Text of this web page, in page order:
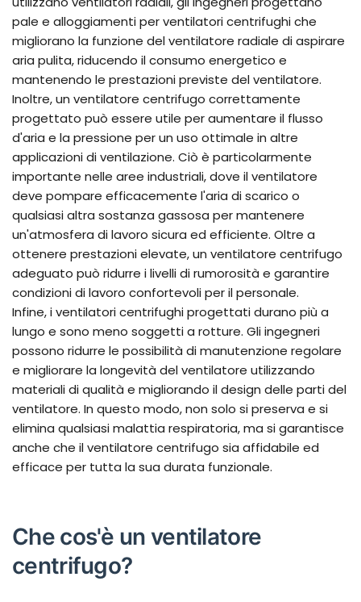
pale e alloggiamenti per ventilatori centrifughi che
migliorano la funzione del ventilatore radiale di aspirare
aria pulita, riducendo il consumo energetico e
mantenendo le prestazioni previste del ventilatore.
Inoltre, un ventilatore centrifugo correttamente
progettato può essere utile per aumentare il flusso
d'aria e la pressione per un uso ottimale in altre
applicazioni di ventilazione. Ciò è particolarmente
importante nelle aree industriali, dove il ventilatore
deve pompare efficacemente l'aria di scarico o
qualsiasi altra sostanza gassosa per mantenere
un'atmosfera di lavoro sicura ed efficiente. Oltre a
ottenere prestazioni elevate, un ventilatore centrifugo
adeguato può ridurre i livelli di rumorosità e garantire
condizioni di lavoro confortevoli per il personale.
Infine, i ventilatori centrifughi progettati durano più a
lungo e sono meno soggetti a rotture. Gli ingegneri
possono ridurre le possibilità di manutenzione regolare
e migliorare la longevità del ventilatore utilizzando
materiali di qualità e migliorando il design delle parti del
ventilatore. In questo modo, non solo si preserva e si
elimina qualsiasi malattia respiratoria, ma si garantisce
anche che il ventilatore centrifugo sia affidabile ed
efficace per tutta la sua durata funzionale.
Che cos'è un ventilatore
centrifugo?